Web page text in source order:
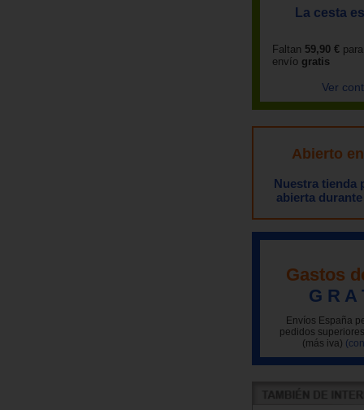
La cesta
Faltan 59,90 €
envío gratis
Ver
Abierto
Nuestra tienda
abierta
Gastos
G R A
Envíos España
pedidos
(más iva)